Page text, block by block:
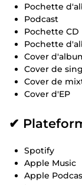
Pochette
Podcast
Pochette CD
Pochette
Cover
Cover de
Cover de
Cover d'EP
✔
Spotify
Apple Music
Apple